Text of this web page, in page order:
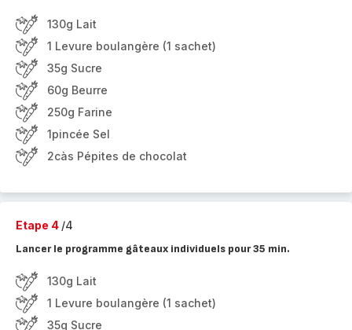
130g Lait
1 Levure boulangère (1 sachet)
35g Sucre
60g Beurre
250g Farine
1pincée Sel
2càs Pépites de chocolat
Etape 4 /4
Lancer le programme gâteaux individuels pour 35 min.
130g Lait
1 Levure boulangère (1 sachet)
35g Sucre